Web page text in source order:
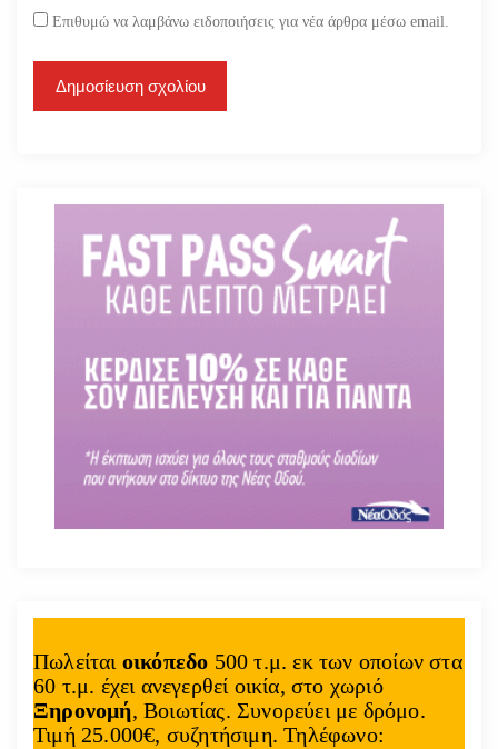
Επιθυμώ να λαμβάνω ειδοποιήσεις για νέα άρθρα μέσω email.
Πωλείται οικόπεδο 500 τ.μ. εκ των οποίων στα
60 τ.μ. έχει ανεγερθεί οικία, στο χωριό
Ξηρονομή, Βοιωτίας. Συνορεύει με δρόμο.
Τιμή 25.000€, συζητήσιμη. Τηλέφωνο: